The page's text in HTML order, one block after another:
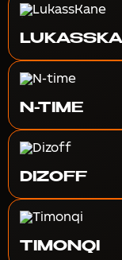
N-TIME
DIZOFF
TIMONQI